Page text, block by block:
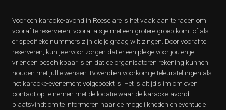
Voor een karaoke-avond in Roeselare is het vaak aan te raden om
vooraf te reserveren, vooral als je met een grotere groep komt of als
er specifieke nummers zijn die je graag wilt zingen. Door vooraf te
reserveren, kun je ervoor zorgen dat er een plekje voor jou en je
vrienden beschikbaar is en dat de organisatoren rekening kunnen
houden met jullie wensen. Bovendien voorkom je teleurstellingen als
het karaoke-evenement volgeboekt is. Het is altijd slim om even
contact op te nemen met de locatie waar de karaoke-avond
plaatsvindt om te informeren naar de mogelijkheden en eventuele